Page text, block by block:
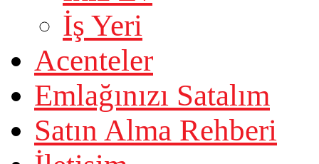
İş Yeri
Acenteler
Emlağınızı Satalım
Satın Alma Rehberi